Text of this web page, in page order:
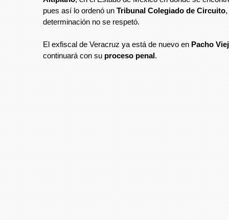
pues así lo ordenó un Tribunal Colegiado de Circuito
determinación no se respetó.
El exfiscal de Veracruz ya está de nuevo en Pacho
continuará con su proceso penal.